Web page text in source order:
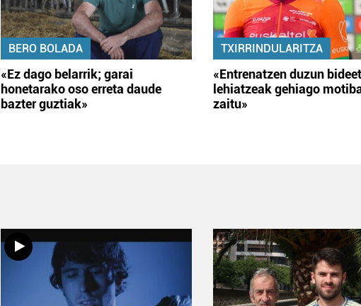
BERO BOLADA
«Ez dago belarrik; garai
honetarako oso erreta daude
bazter guztiak»
TXIRRINDULARITZA
«Entrenatzen duzun
lehiatzeak gehiago
zaitu»